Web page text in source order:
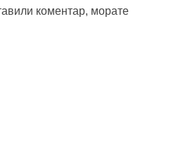
коментар, морате